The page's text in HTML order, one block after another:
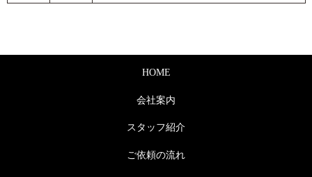
HOME
会社案内
スタッフ紹介
ご依頼の流れ